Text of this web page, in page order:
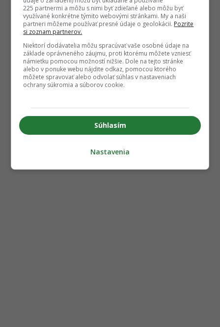
225 partnermi a môžu s nimi byť zdieľané alebo môžu byť
využívané konkrétne týmito webovými stránkami. My a naši
partneri môžeme používať presné údaje o geolokácii. Pozrite
si zoznam partnerov.
Niektorí dodávatelia môžu spracúvať vaše osobné údaje na
základe oprávneného záujmu, proti ktorému môžete vzniesť
námietku pomocou možností nižšie. Dole na tejto stránke
alebo v ponuke webu nájdite odkaz, pomocou ktorého
môžete spravovať alebo odvolať súhlas v nastaveniach
ochrany súkromia a súborov cookie.
Súhlasím
Nastavenia